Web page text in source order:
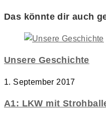
Das könnte dir auch
Unsere Geschichte
1. September 2017
A1: LKW mit